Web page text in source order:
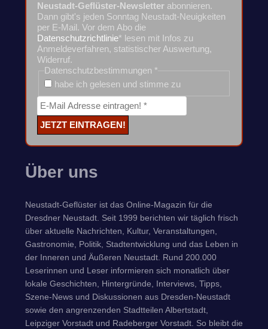
Neustadt-Geflüster-Newsletter abonnieren.
Dann gibt's jeden Sonntag Neustadt-Neuigkeiten
per E-Mail. Vor dem Abo die
Datenschutzrichtlinie* lesen mit Infos zu
Anmeldeverfahren, statistischer Auswertung,
Widerruf.
Datenschutzbestimmungen *
habe ich gelesen und stimme zu
Über uns
Neustadt-Geflüster ist das Online-Magazin für die
Dresdner Neustadt. Seit 1999 berichten wir täglich frisch
über aktuelle Nachrichten, Kultur, Veranstaltungen,
Gastronomie, Politik, Stadtentwicklung und das Leben in
der Inneren und Äußeren Neustadt. Rund 200.000
Leserinnen und Leser informieren sich monatlich über
lokale Geschichten, Hintergründe, Interviews, Tipps,
Szene-News und Diskussionen aus Dresden-Neustadt
sowie den angrenzenden Stadtteilen Albertstadt,
Leipziger Vorstadt und Radeberger Vorstadt. So bleibt die